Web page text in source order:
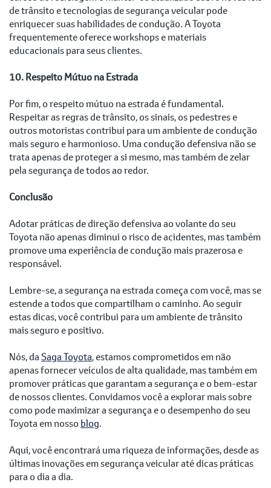
de trânsito e tecnologias de segurança veicular pode
enriquecer suas habilidades de condução. A Toyota
frequentemente oferece workshops e materiais
educacionais para seus clientes.
10. Respeito Mútuo na Estrada
Por fim, o respeito mútuo na estrada é fundamental.
Respeitar as regras de trânsito, os sinais, os pedestres e
outros motoristas contribui para um ambiente de condução
mais seguro e harmonioso. Uma condução defensiva não se
trata apenas de proteger a si mesmo, mas também de zelar
pela segurança de todos ao redor.
Conclusão
Adotar práticas de direção defensiva ao volante do seu
Toyota não apenas diminui o risco de acidentes, mas também
promove uma experiência de condução mais prazerosa e
responsável.
Lembre-se, a segurança na estrada começa com você, mas se
estende a todos que compartilham o caminho. Ao seguir
estas dicas, você contribui para um ambiente de trânsito
mais seguro e positivo.
Nós, daSaga Toyota, estamos comprometidos em não
apenas fornecer veículos de alta qualidade, mas também em
promover práticas que garantam a segurança e o bem-estar
de nossos clientes. Convidamos você a explorar mais sobre
como pode maximizar a segurança e o desempenho do seu
Toyota em nosso blog.
Aqui, você encontrará uma riqueza de informações, desde as
últimas inovações em segurança veicular até dicas práticas
para o dia a dia.